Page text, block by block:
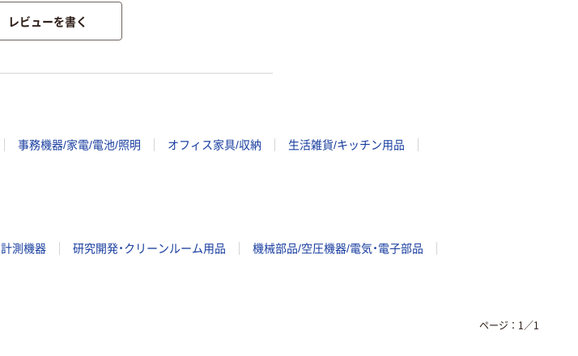
レビューを書く
事務機器/家電/電池/照明 オフィス家具/収納 生活雑貨/キッチン用品
計測機器 研究開発・クリーンルーム用品 機械部品/空圧機器/電気・電子部品
ページ： 1 ／1